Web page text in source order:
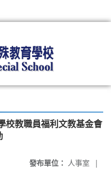
校教職員福利文教基金會
發布單位： 人事室 |